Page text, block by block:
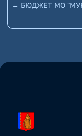
← БЮДЖЕТ МО